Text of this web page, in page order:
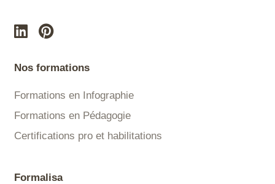
Nos formations
Formations en Infographie
Formations en Pédagogie
Certifications pro et habilitations
Formalisa